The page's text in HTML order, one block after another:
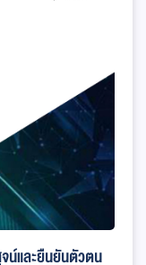
น์และยืนยันตัวตน